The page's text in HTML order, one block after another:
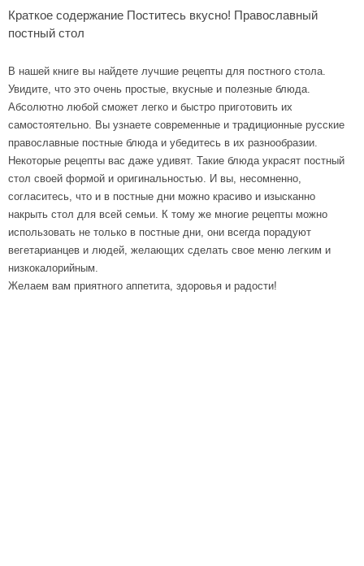
Краткое содержание Поститесь вкусно! Православный
постный стол
В нашей книге вы найдете лучшие рецепты для постного стола.
Увидите, что это очень простые, вкусные и полезные блюда.
Абсолютно любой сможет легко и быстро приготовить их
самостоятельно. Вы узнаете современные и традиционные русские
православные постные блюда и убедитесь в их разнообразии.
Некоторые рецепты вас даже удивят. Такие блюда украсят постный
стол своей формой и оригинальностью. И вы, несомненно,
согласитесь, что и в постные дни можно красиво и изысканно
накрыть стол для всей семьи. К тому же многие рецепты можно
использовать не только в постные дни, они всегда порадуют
вегетарианцев и людей, желающих сделать свое меню легким и
низкокалорийным.
Желаем вам приятного аппетита, здоровья и радости!